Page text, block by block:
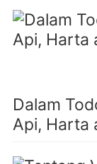
Dalam
Api, Harta